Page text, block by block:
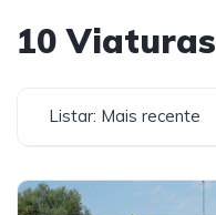
10 Viaturas
Listar: Mais recente